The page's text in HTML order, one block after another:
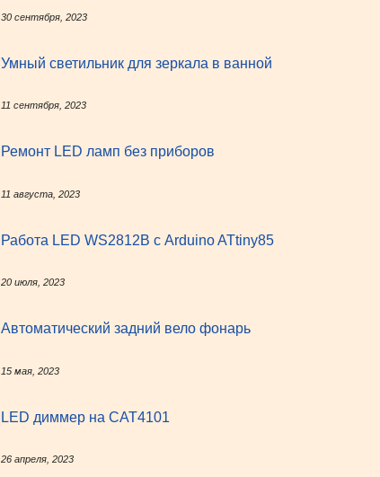
30 сентября, 2023
Умный светильник для зеркала в ванной
11 сентября, 2023
Ремонт LED ламп без приборов
11 августа, 2023
Работа LED WS2812B с Arduino ATtiny85
20 июля, 2023
Автоматический задний вело фонарь
15 мая, 2023
LED диммер на CAT4101
26 апреля, 2023